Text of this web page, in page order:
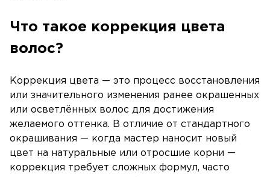
Что такое коррекция цвета
волос?
Коррекция цвета — это процесс восстановления
или значительного изменения ранее окрашенных
или осветлённых волос для достижения
желаемого оттенка. В отличие от стандартного
окрашивания — когда мастер наносит новый
цвет на натуральные или отросшие корни —
коррекция требует сложных формул, часто